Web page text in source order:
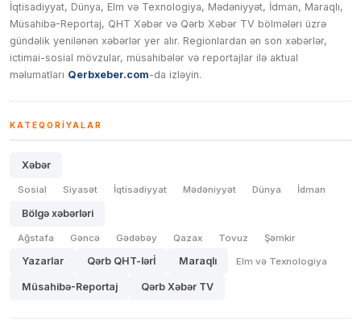
İqtisadiyyat, Dünya, Elm və Texnologiya, Mədəniyyət, İdman, Maraqlı,
Müsahibə-Reportaj, QHT Xəbər və Qərb Xəbər TV bölmələri üzrə
gündəlik yenilənən xəbərlər yer alır. Regionlardan ən son xəbərlər,
ictimai-sosial mövzular, müsahibələr və reportajlar ilə aktual
məlumatları Qerbxeber.com-da izləyin.
KATEQORIYALAR
Xəbər
Sosial Siyasət İqtisadiyyat Mədəniyyət Dünya İdman
Bölgə xəbərləri
Ağstafa Gəncə Gədəbəy Qazax Tovuz Şəmkir
Yazarlar Qərb QHT-lərİ Maraqlı Elm və Texnologiya
Müsahibə-Reportaj Qərb Xəbər TV